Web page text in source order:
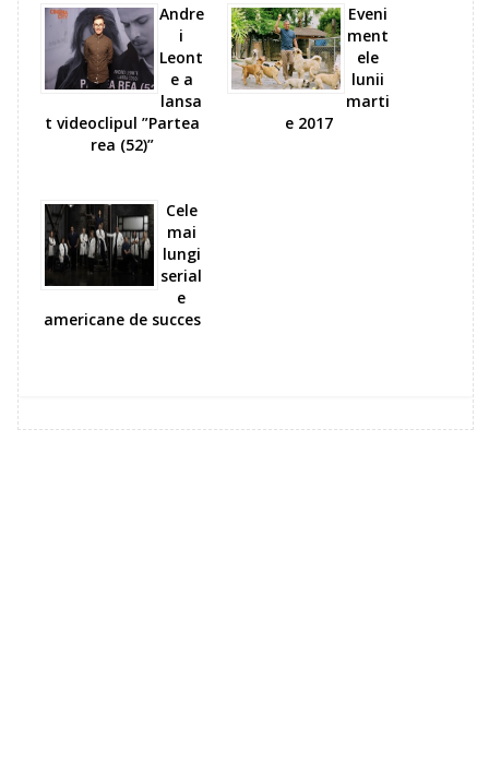
Andre
i
Leont
e a
lansa
t videoclipul ”Partea
rea (52)”
Eveni
ment
ele
lunii
marti
e 2017
Cele
mai
lungi
serial
e
americane de succes